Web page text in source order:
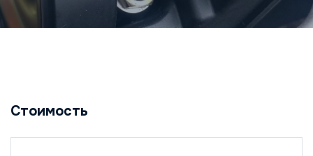
Стоимость